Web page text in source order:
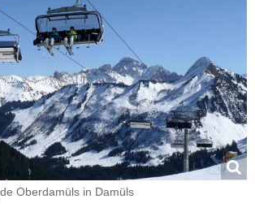
Oberdamüls in Damüls